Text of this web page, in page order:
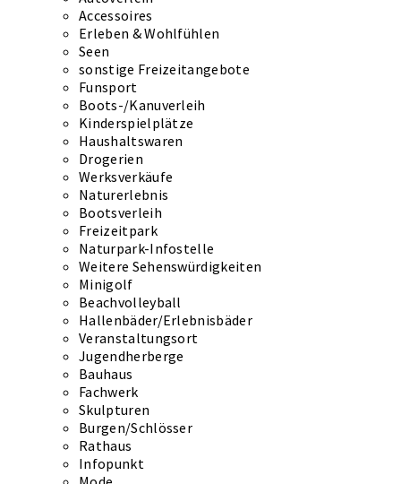
Accessoires
Erleben & Wohlfühlen
Seen
sonstige Freizeitangebote
Funsport
Boots-/Kanuverleih
Kinderspielplätze
Haushaltswaren
Drogerien
Werksverkäufe
Naturerlebnis
Bootsverleih
Freizeitpark
Naturpark-Infostelle
Weitere Sehenswürdigkeiten
Minigolf
Beachvolleyball
Hallenbäder/Erlebnisbäder
Veranstaltungsort
Jugendherberge
Bauhaus
Fachwerk
Skulpturen
Burgen/Schlösser
Rathaus
Infopunkt